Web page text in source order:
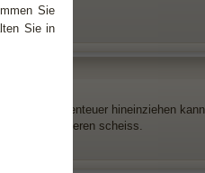
Abenteuer hineinziehen
ganzen anderen scheiss.
Sie
Sie in